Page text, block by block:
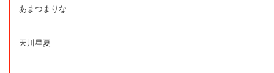
あまつまりな
天川星夏